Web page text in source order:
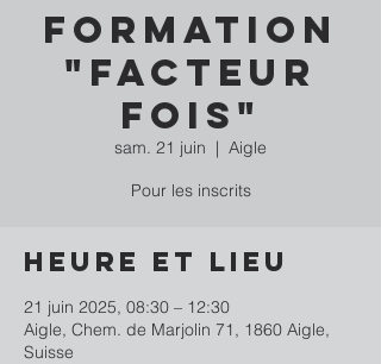
Formation
"Facteur
fois"
sam. 21 juin
  |
Aigle
Pour les inscrits
Heure et lieu
21 juin 2025, 08:30 – 12:30
Aigle, Chem. de Marjolin 71, 1860 Aigle,
Suisse